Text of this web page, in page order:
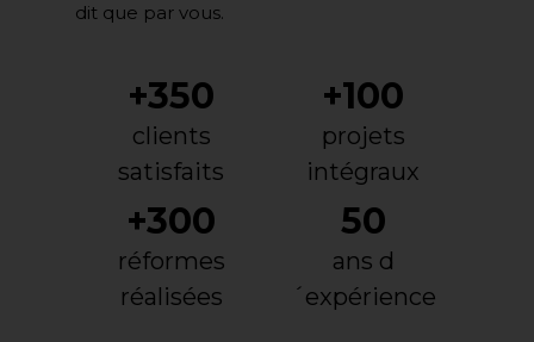
dit que par vous.
+350
clients
satisfaits
+100
projets
intégraux
+300
réformes
réalisées
50
ans d
´expérience